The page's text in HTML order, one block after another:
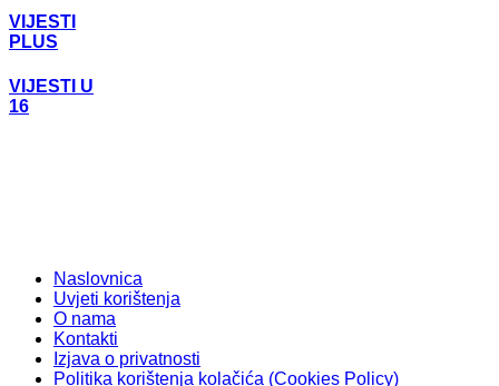
VIJESTI
PLUS
VIJESTI U
16
Naslovnica
Uvjeti korištenja
O nama
Kontakti
Izjava o privatnosti
Politika korištenja kolačića (Cookies Policy)